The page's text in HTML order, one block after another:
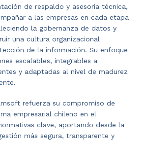
de respaldo y asesoría técnica,
a las empresas en cada etapa
la gobernanza de datos y
una cultura organizacional
de la información. Su enfoque
escalables, integrables a
y adaptadas al nivel de madurez
refuerza su compromiso de
empresarial chileno en el
clave, aportando desde la
más segura, transparente y